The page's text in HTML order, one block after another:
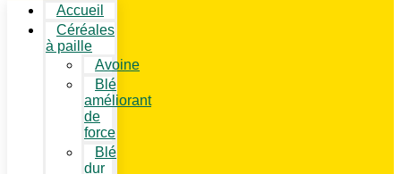
Accueil
Céréales
à paille
Avoine
Blé
améliorant
de
force
Blé
dur